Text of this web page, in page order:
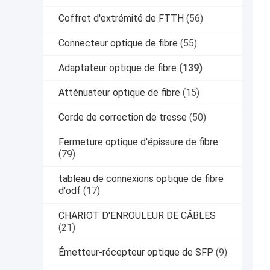
Coffret d'extrémité de FTTH (56)
Connecteur optique de fibre (55)
Adaptateur optique de fibre (139)
Atténuateur optique de fibre (15)
Corde de correction de tresse (50)
Fermeture optique d'épissure de fibre
(79)
tableau de connexions optique de fibre
d'odf (17)
CHARIOT D'ENROULEUR DE CÂBLES
(21)
Émetteur-récepteur optique de SFP (9)